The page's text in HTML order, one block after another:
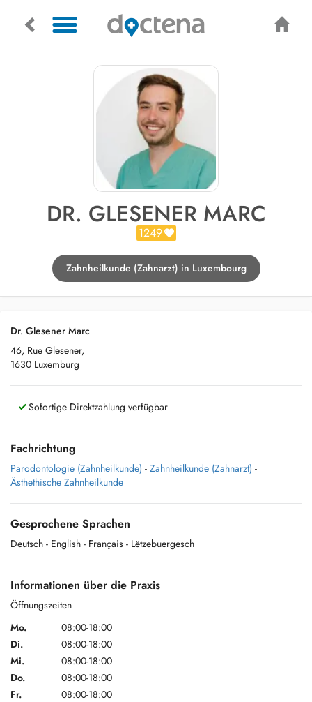
DR. GLESENER MARC
1249
Zahnheilkunde (Zahnarzt) in Luxembourg
Dr. Glesener Marc
46, Rue Glesener,
1630 Luxemburg
Sofortige Direktzahlung verfügbar
Fachrichtung
Parodontologie (Zahnheilkunde) - Zahnheilkunde (Zahnarzt) -
Ästhethische Zahnheilkunde
Gesprochene Sprachen
Deutsch - English - Français - Lëtzebuergesch
Informationen über die Praxis
Öffnungszeiten
Mo.
08:00-18:00
Di.
08:00-18:00
Mi.
08:00-18:00
Do.
08:00-18:00
Fr.
08:00-18:00